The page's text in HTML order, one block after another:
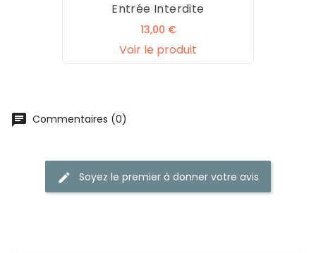
Entrée Interdite
13,00 €Prix
Voir le produit
chat Commentaires (0)
edit Soyez le premier à donner votre avis